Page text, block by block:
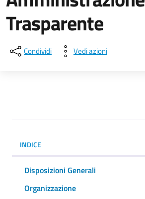
Trasparente
Condividi Vedi azioni
INDICE
Disposizioni Generali
Organizzazione